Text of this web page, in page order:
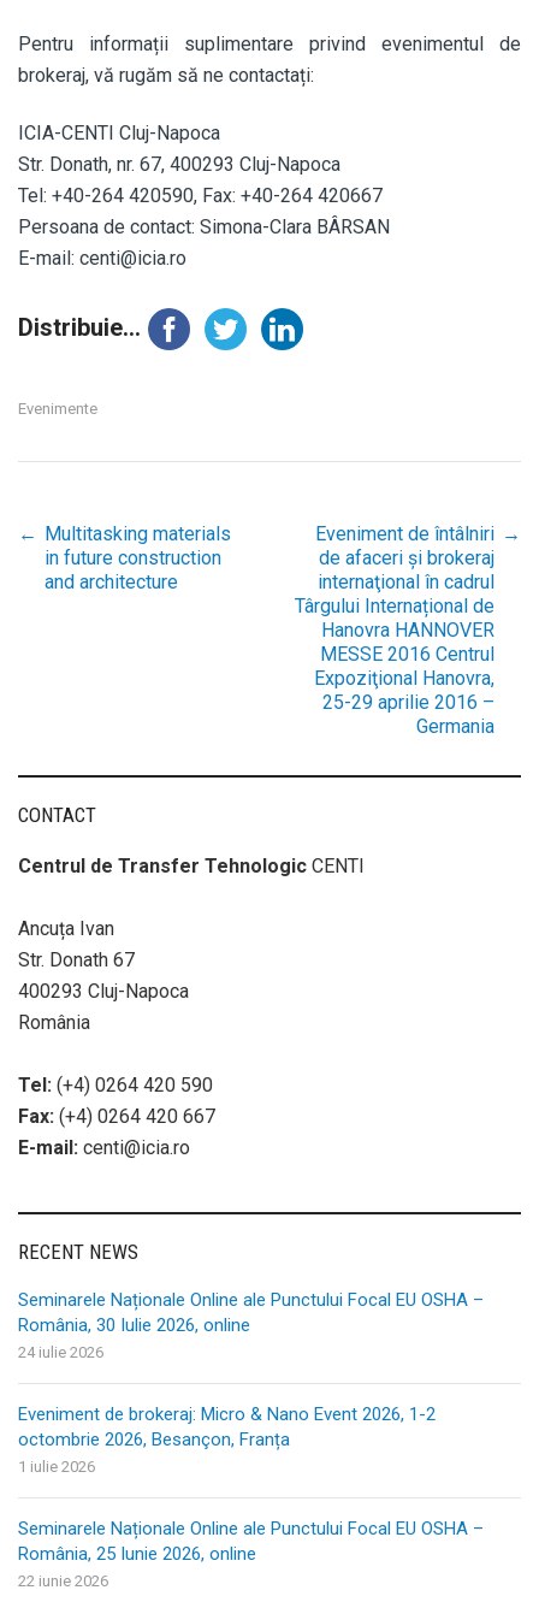
Pentru informații suplimentare privind evenimentul de
brokeraj, vă rugăm să ne contactați:
ICIA-CENTI Cluj-Napoca
Str. Donath, nr. 67, 400293 Cluj-Napoca
Tel: +40-264 420590, Fax: +40-264 420667
Persoana de contact: Simona-Clara BÂRSAN
E-mail: centi@icia.ro
Distribuie...
Evenimente
Post
← Multitasking materials
in future construction
and architecture
Eveniment de întâlniri
de afaceri şi brokeraj
internaţional în cadrul
Târgului Internațional de
Hanovra HANNOVER
MESSE 2016 Centrul
Expoziţional Hanovra,
25-29 aprilie 2016 –
Germania
→
CONTACT
Centrul de Transfer Tehnologic CENTI
Ancuța Ivan
Str. Donath 67
400293 Cluj-Napoca
România
Tel: (+4) 0264 420 590
Fax: (+4) 0264 420 667
E-mail: centi@icia.ro
RECENT NEWS
Seminarele Naționale Online ale Punctului Focal EU OSHA –
România, 30 Iulie 2026, online
24 iulie 2026
Eveniment de brokeraj: Micro & Nano Event 2026, 1-2
octombrie 2026, Besançon, Franța
1 iulie 2026
Seminarele Naționale Online ale Punctului Focal EU OSHA –
România, 25 Iunie 2026, online
22 iunie 2026